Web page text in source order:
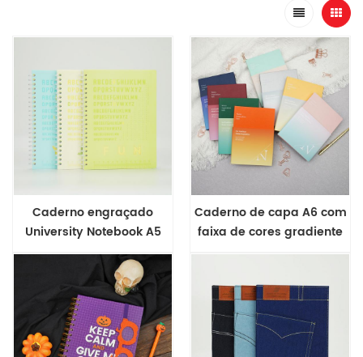
Caderno engraçado
University Notebook A5
Spiral Binding PP
Caderno de capa A6 com
faixa de cores gradiente